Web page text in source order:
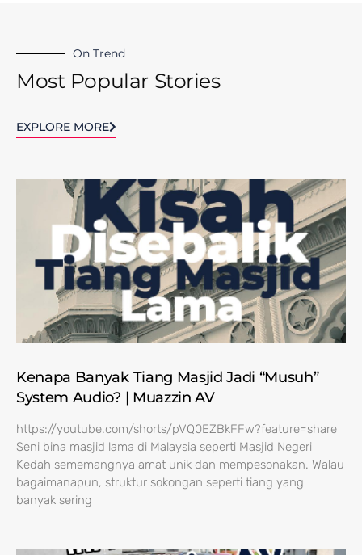
On Trend
Most Popular Stories
EXPLORE MORE
Kenapa Banyak Tiang Masjid Jadi “Musuh”
System Audio? | Muazzin AV
https://youtube.com/shorts/pVQ0EZBkFFw?feature=share
Seni bina masjid lama di Malaysia seperti Masjid Negeri
Kedah sememangnya amat unik dan mempesonakan. Walau
bagaimanapun, struktur sokongan seperti tiang yang
banyak sering